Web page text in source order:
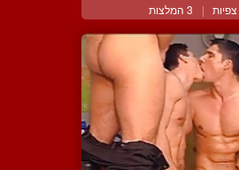
| 3 המלצות